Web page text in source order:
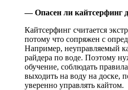
— Опасен ли кайтсерфинг
Кайтсерфинг считается
потому что сопряжен с
Например, неуправляемый
райдера по воде. Поэтому
обучение, соблюдать
выходить на воду на доске,
уверенно управлять кайтом.